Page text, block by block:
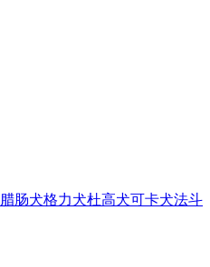
腊肠犬格力犬杜高犬可卡犬法斗